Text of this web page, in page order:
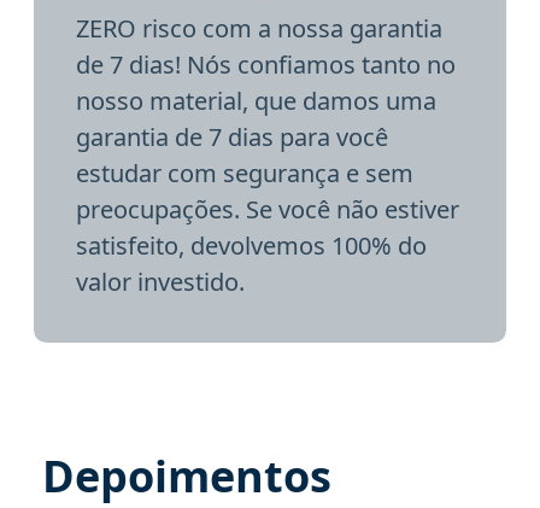
ZERO risco com a nossa garantia
de 7 dias! Nós confiamos tanto no
nosso material, que damos uma
garantia de 7 dias para você
estudar com segurança e sem
preocupações. Se você não estiver
satisfeito, devolvemos 100% do
valor investido.
Depoimentos